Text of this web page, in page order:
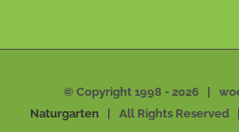
© Copyright 1998 - 2026 |
Naturgarten | All Rights Reserved